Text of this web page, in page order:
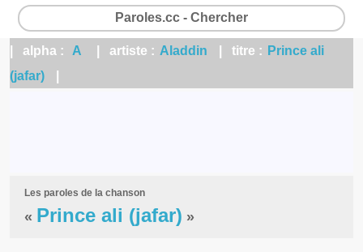
Paroles.cc - Chercher
| alpha : A | artiste : Aladdin | titre : Prince ali
(jafar)
Les paroles de la chanson
« Prince ali (jafar) »